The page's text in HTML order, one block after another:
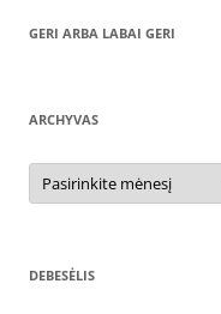
GERI ARBA LABAI GERI
ARCHYVAS
Archyvas
DEBESĖLIS